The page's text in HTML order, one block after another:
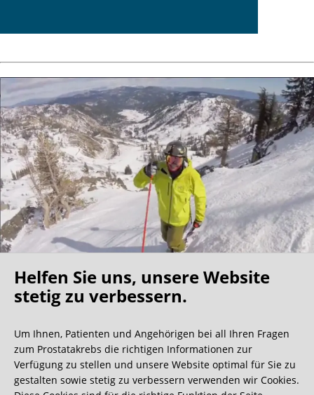
Oh what a ride!
Wir bekommen ja viele tolle Gästebucheinträge,
aber dieser ist doch sehr ungewöhnlich.
Helfen Sie uns, unsere Website
stetig zu verbessern.
Um Ihnen, Patienten und Angehörigen bei all Ihren Fragen
zum Prostatakrebs die richtigen Informationen zur
Verfügung zu stellen und unsere Website optimal für Sie zu
gestalten sowie stetig zu verbessern verwenden wir Cookies.